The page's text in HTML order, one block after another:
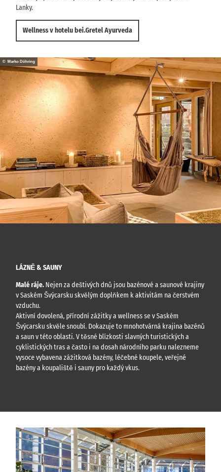
Lanky.
Wellness v hotelu bei.Gretel Ayurveda
LÁZNĚ & SAUNY
Malé ráje. Nejen za deštivých dnů jsou bazénové a saunové krajiny
v Saském Švýcarsku skvělým doplňkem k aktivitám na čerstvém
vzduchu.
Aktivní dovolená, přírodní zážitky a wellness se v Saském
Švýcarsku skvěle snoubí. Dokazuje to mnohotvárná krajina bazénů
a saun v této oblasti. V těsné blízkosti slavných turistických a
cyklistických tras a často i na dosah národního parku nalezneme
vysoce vybavena zážitková bazény, léčebné koupele, veřejné
bazény a koupaliště i sauny pro každý vkus.
© Marko Döhring